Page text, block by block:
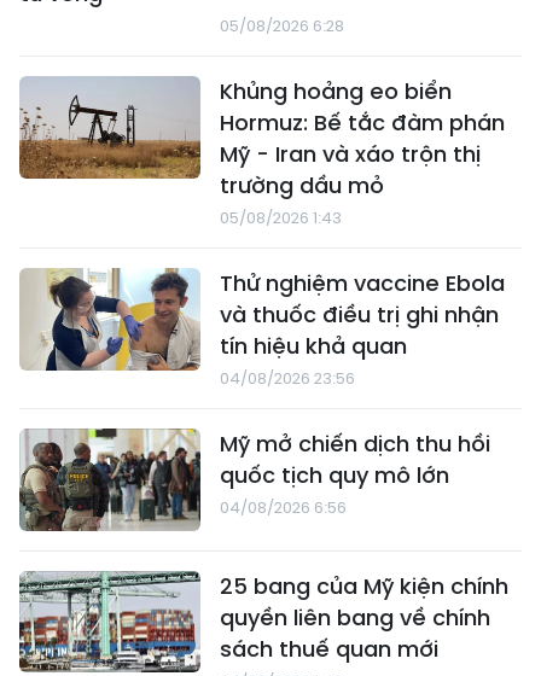
05/08/2026 6:28
Khủng hoảng eo biển
Hormuz: Bế tắc đàm phán
Mỹ - Iran và xáo trộn thị
trường dầu mỏ
05/08/2026 1:43
Thử nghiệm vaccine Ebola
và thuốc điều trị ghi nhận
tín hiệu khả quan
04/08/2026 23:56
Mỹ mở chiến dịch thu hồi
quốc tịch quy mô lớn
04/08/2026 6:56
25 bang của Mỹ kiện chính
quyền liên bang về chính
sách thuế quan mới